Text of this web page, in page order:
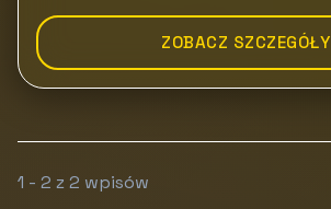
ZOBACZ SZCZEGÓŁY
1 - 2 z 2 wpisów